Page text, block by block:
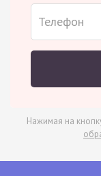
Нажимая на